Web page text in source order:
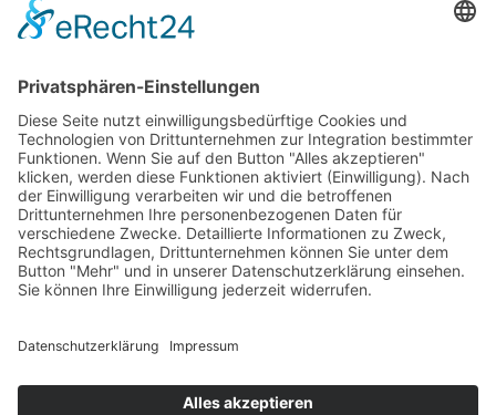
teilen
+352 26721808
E-Mail: info@evital-
echternach.lu
COOKIE-EINSTELLUNGEN